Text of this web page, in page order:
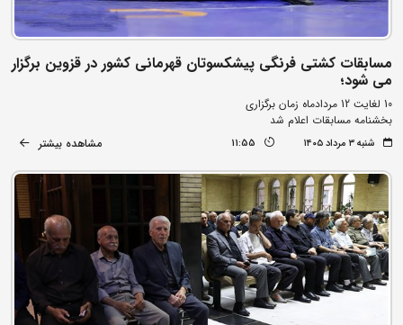
مسابقات کشتی فرنگی پیشکسوتان قهرمانی کشور در قزوین برگزار
می شود؛
10 لغایت 12 مردادماه زمان برگزاری
بخشنامه مسابقات اعلام شد
شنبه ۳ مرداد ۱۴۰۵ 11:55 مشاهده بیشتر